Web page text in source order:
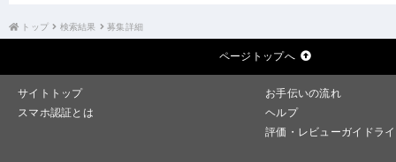
トップ 検索結果 募集詳細
ページトップへ
サイトトップ
お手伝いの流れ
スマホ認証とは
ヘルプ
評価・レビューガイドラ